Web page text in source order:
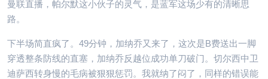
曼联直播，帕尔默这小伙子的灵气，是蓝军这场少有的清晰思
路。
下半场简直疯了。49分钟，加纳乔又来了，这次是B费送出一脚
穿透整条防线的直塞，加纳乔反越位成功单刀破门。切尔西中卫
迪萨西转身慢的毛病被狠狠惩罚。我就纳了闷了，同样的错误能